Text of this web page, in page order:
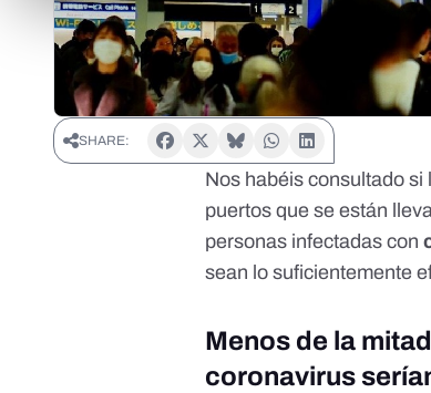
SHARE:
Nos habéis consultado
puertos que se están
personas infectadas con
sean lo suficientemente
Menos de la
coronavirus